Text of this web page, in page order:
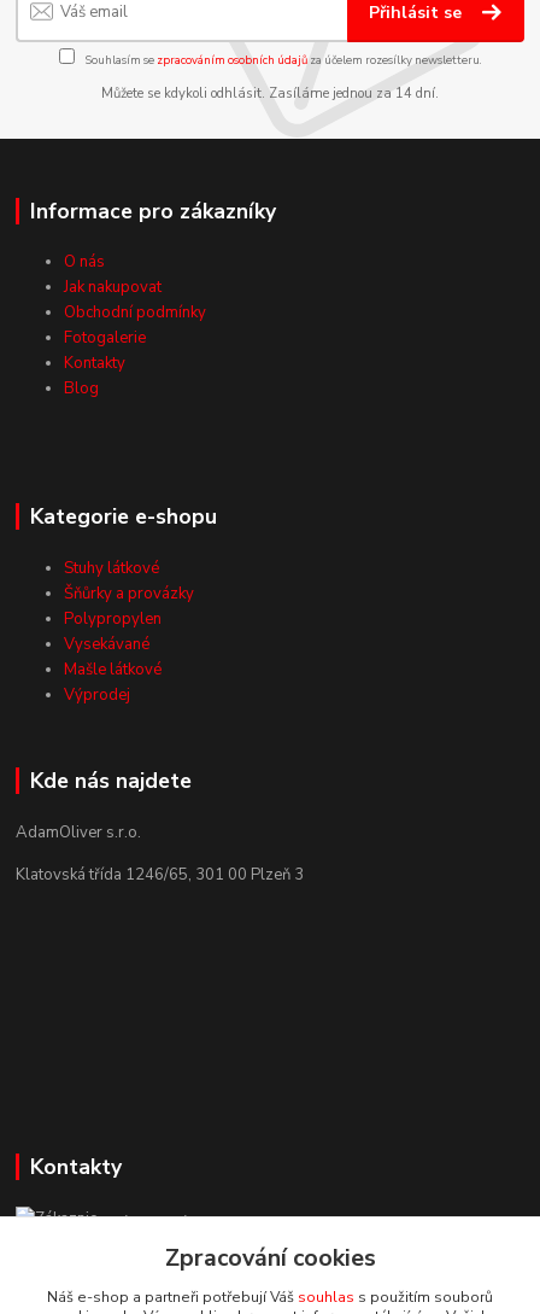
Přihlásit se
Souhlasím se zpracováním osobních údajůza účelem rozesílky newsletteru.
Můžete se kdykoli odhlásit. Zasíláme jednou za 14 dní.
Informace pro zákazníky
O nás
Jak nakupovat
Obchodní podmínky
Fotogalerie
Kontakty
Blog
Kategorie e-shopu
Stuhy látkové
Šňůrky a provázky
Polypropylen
Vysekávané
Mašle látkové
Výprodej
Kde nás najdete
AdamOliver s.r.o.
Klatovská třída 1246/65, 301 00 Plzeň 3
Kontakty
Zákaznická podpora StuhyLevně.cz
+420 725 618 353
(Po-Pá, 8-16 hod.)
Zpracování cookies
Náš e-shop a partneři potřebují Váš souhlas s použitím souborů